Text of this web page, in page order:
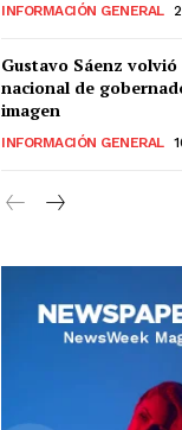
INFORMACIÓN GENERAL
Gustavo Sáenz
nacional de
imagen
INFORMACIÓN GENERAL